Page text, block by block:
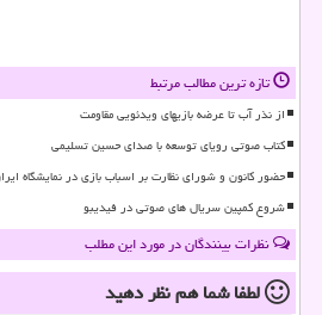
تازه ترین مطالب مرتبط
از نذر آب تا عرضه بازیهای ویدئویی مقاومت
کتاب صوتی رویای توسعه با صدای حسین تسلیمی
حضور کانون و شورای نظارت بر اسباب بازی در نمایشگاه
شروع کمپین سریال های صوتی در فیدیبو
نظرات بینندگان در مورد این مطلب
لطفا شما همنظر دهید